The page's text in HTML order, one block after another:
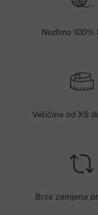
Nudimo 100%
Veličine od XS
Brza zamjena